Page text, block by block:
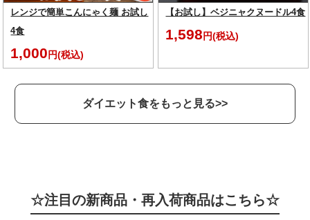
レンジで簡単こんにゃく麺 お試し
4食
1,000 円(税込)
【お試し】ベジニャクヌードル4食
1,598 円(税込)
ダイエット食をもっと見る>>
☆注目の新商品・再入荷商品はこちら☆